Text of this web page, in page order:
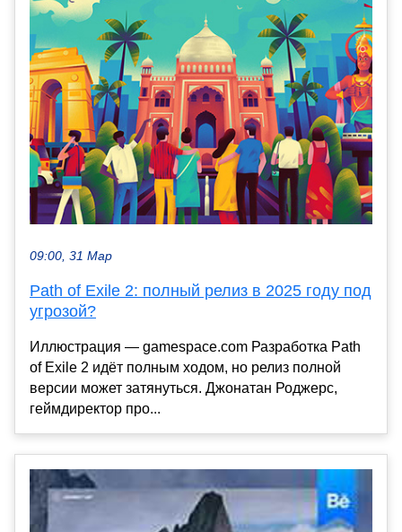
09:00, 31 Мар
Path of Exile 2: полный релиз в 2025 году под
угрозой?
Иллюстрация — gamespace.com Разработка Path
of Exile 2 идёт полным ходом, но релиз полной
версии может затянуться. Джонатан Роджерс,
геймдиректор про...